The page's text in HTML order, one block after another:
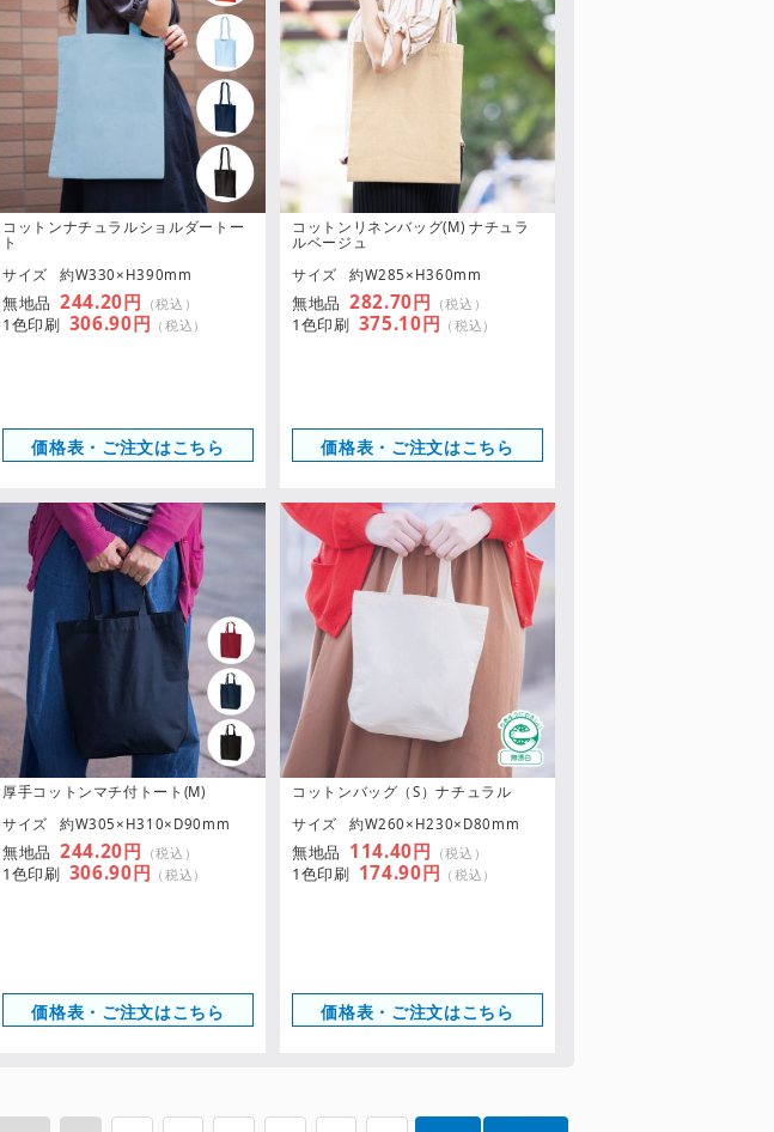
コットンナチュラルショルダートー
ト
サイズ
約W330×H390mm
無地品 244.20円 （税込）
1色印刷 306.90円 （税込）
価格表・ご注文はこちら
コットンリネンバッグ(M) ナチュラ
ルベージュ
サイズ
約W285×H360mm
無地品 282.70円 （税込）
1色印刷 375.10円 （税込）
価格表・ご注文はこちら
厚手コットンマチ付トート(M)
サイズ
約W305×H310×D90mm
無地品 244.20円 （税込）
1色印刷 306.90円 （税込）
価格表・ご注文はこちら
コットンバッグ（S）ナチュラル
サイズ
約W260×H230×D80mm
無地品 114.40円 （税込）
1色印刷 174.90円 （税込）
価格表・ご注文はこちら